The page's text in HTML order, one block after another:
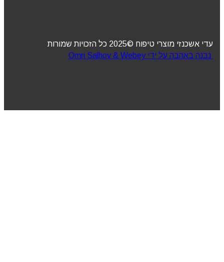
עדי אשכנזי מוצרי טיפוח ©2025 כל הזכויות שמורות
נבנה באהבה על ידי Omri Salhov & Webey